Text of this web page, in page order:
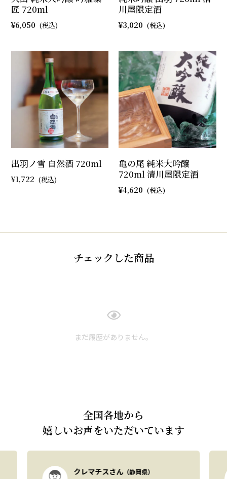
匠 720ml
6,050
川屋限定酒
3,020
出羽ノ雪 自然酒 720ml
1,722
亀の尾 純米大吟醸
720ml 清川屋限定酒
4,620
チェックした商品
まだ履歴がありません。
全国各地から
嬉しいお声をいただいています
クレマチスさん（静岡県）